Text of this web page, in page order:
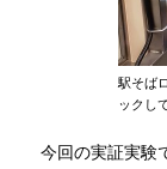
駅そば
ックし
今回の実証実験